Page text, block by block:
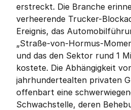
erstreckt. Die Branche
verheerende Trucker-
Ereignis, das
„Straße-von-Hormus-
und das den Sektor rund 1
kostete. Die Abhängigkeit
jahrhundertealten privaten
offenbart eine
Schwachstelle, deren